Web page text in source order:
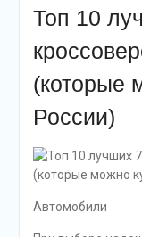
Топ 10
(которые
России)
Автомобили